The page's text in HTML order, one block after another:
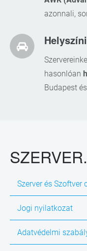
azonnali,
hasonlóan
Budapest
Szerver és Szoftver
Jogi nyilatkozat
Adatvédelmi